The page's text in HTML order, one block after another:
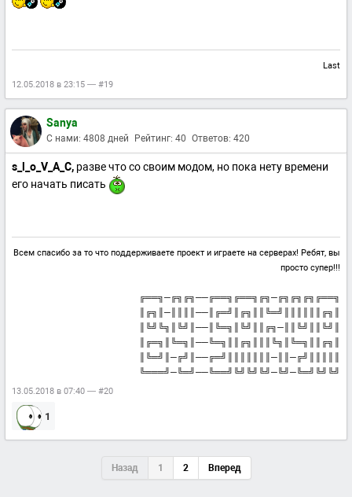
Last
12.05.2018 в 23:15 — #19
Sanya
С нами: 4808 дней Рейтинг: 40 Ответов: 420
s_l_o_V_A_C, разве что со своим модом, но пока нету времени
его начать писать
Всем спасибо за то что поддерживаете проект и играете на серверах! Ребят, вы
просто супер!!!
╔══╗─╔╗╔╗──╔══╗╔══╗╔╗─╔╗╔╗╔╗╔══╗
║╔╗║─║║║║──║╔═╝║╔╗║║╚═╝║║║║║║╔╗║
║╚╝╚╗║╚╝║──║╚═╗║╚╝║║╔╗─║║╚╝║║╚╝║
║╔═╗║╚═╗║──╚═╗║║╔╗║║║╚╗║╚═╗║║╔╗║
║╚═╝║─╔╝║──╔═╝║║║║║║║─║║─╔╝║║║║║
╚═══╝─╚═╝──╚══╝╚╝╚╝╚╝─╚╝─╚═╝╚╝╚╝
13.05.2018 в 07:40 — #20
1
Назад 1 2 Вперед